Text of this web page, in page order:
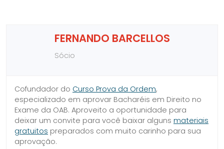
FERNANDO BARCELLOS
Sócio
Cofundador do Curso Prova da Ordem,
especializado em aprovar Bacharéis em Direito no
Exame da OAB. Aproveito a oportunidade para
deixar um convite para você baixar alguns materiais
gratuitos preparados com muito carinho para sua
aprovação.